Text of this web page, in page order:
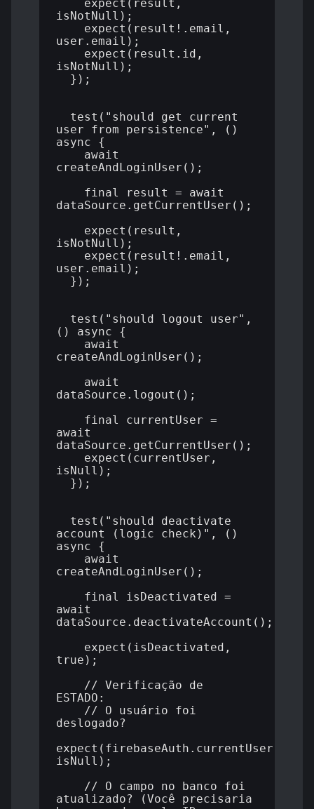
expect(result,
isNotNull);
expect(result!.email,
user.email);
expect(result.id,
isNotNull);
});
test("should get current
user from persistence", ()
async {
await
createAndLoginUser();
final result = await
dataSource.getCurrentUser();
expect(result,
isNotNull);
expect(result!.email,
user.email);
});
test("should logout user",
() async {
await
createAndLoginUser();
await
dataSource.logout();
final currentUser =
await
dataSource.getCurrentUser();
expect(currentUser,
isNull);
});
test("should deactivate
account (logic check)", ()
async {
await
createAndLoginUser();
final isDeactivated =
await
dataSource.deactivateAccount();
expect(isDeactivated,
true);
// Verificação de
ESTADO:
// O usuário foi
deslogado?
expect(firebaseAuth.currentUser,
isNull);
// O campo no banco foi
atualizado? (Você precisaria